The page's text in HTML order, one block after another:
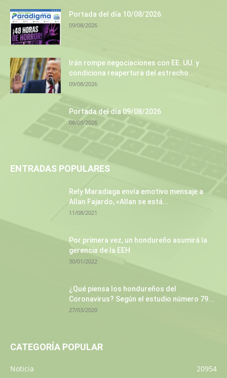
Portada del día 10/08/2026
09/08/2026
Irán rompe negociaciones con EE. UU. y
condiciona reapertura del estrecho...
09/08/2026
Portada del día 09/08/2026
08/08/2026
ENTRADAS POPULARES
Rely Maradiaga envía emotivo mensaje a
Allan Fajardo, «Allan se está...
11/08/2021
Por primera vez, un hondureño asumirá la
gerencia de la EEH
30/01/2022
¿Qué piensa los hondureños del
Coronavirus? Según el estudio número 79...
27/03/2020
CATEGORÍA POPULAR
Noticia
20954